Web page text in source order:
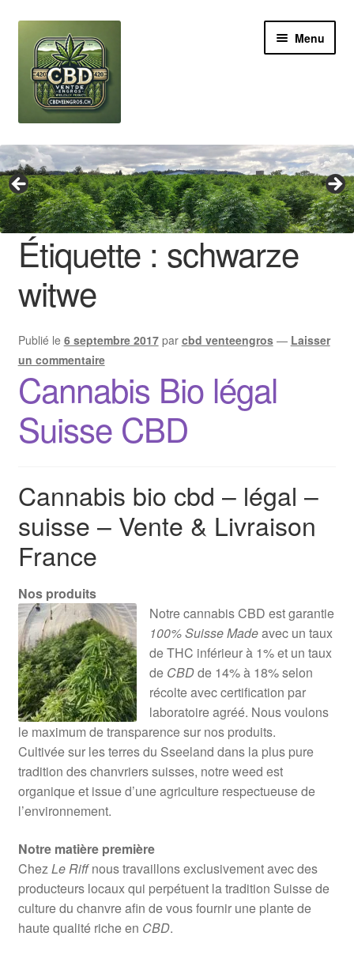
navigation
contenu
Menu
Revendeur
Grossiste Cannabis CBD
Huile de CBD
Boutures de CBD
Brands
Contact
Étiquette : schwarze
witwe
Publié le 6 septembre 2017 par cbd venteengros — Laisser
un commentaire
Cannabis Bio légal
Suisse CBD
Cannabis bio cbd – légal –
suisse – Vente & Livraison
France
Nos produits
Notre cannabis CBD est garantie
100% Suisse Madeavec un taux
de THC inférieur à 1% et un taux
deCBDde 14% à 18% selon
récolte avec certification par
laboratoire agréé. Nous voulons
le maximum de transparence sur nos produits.
Cultivée sur les terres du Sseeland dans la plus pure
tradition des chanvriers suisses, notre weed est
organique et issue d’une agriculture respectueuse de
l’environnement.
Notre matière première
ChezLe Riffnous travaillons exclusivement avec des
producteurs locaux qui perpétuent la tradition Suisse de
culture du chanvre afin de vous fournir une plante de
haute qualité riche en CBD.